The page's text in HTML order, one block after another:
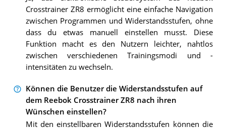
Crosstrainer ZR8 ermöglicht eine einfache Navigation
zwischen Programmen und Widerstandsstufen, ohne
dass du etwas manuell einstellen musst. Diese
Funktion macht es den Nutzern leichter, nahtlos
zwischen verschiedenen Trainingsmodi und -
intensitäten zu wechseln.
Können die Benutzer die Widerstandsstufen auf
dem Reebok Crosstrainer ZR8 nach ihren
Wünschen einstellen?
Mit den einstellbaren Widerstandsstufen können die